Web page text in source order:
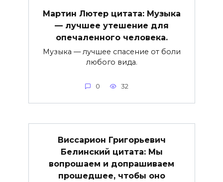
Мартин Лютер цитата: Музыка
— лучшее утешение для
опечаленного человека.
Музыка — лучшее спасение от боли
любого вида.
0 32
Виссарион Григорьевич
Белинский цитата: Мы
вопрошаем и допрашиваем
прошедшее, чтобы оно